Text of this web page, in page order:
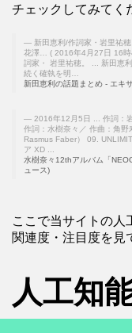
チェックしてみてく
新田恵利/作詞家・岩里祐
花澤… ( 2016年4月27日 16時
詞家・ 岩里祐穂。 ... 新田恵
続く確執を明…
新田恵利の話題まとめ - エキ
2016年12月5日 ... 作詞：
作詞：水樹奈々／ 作曲：角
Rasmus Faber） 09.
ア XD ...
水樹奈々12thアルバム「
ュース)
ここで当サイトの人
関連度・注目度を見
人工知